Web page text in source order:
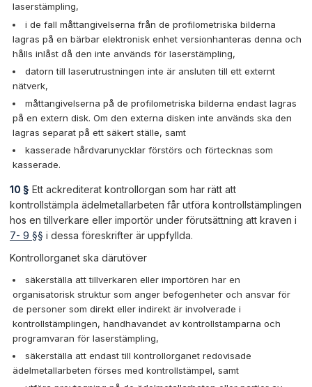
laserstämpling,
i de fall måttangivelserna från de profilometriska bilderna
lagras på en bärbar elektronisk enhet versionhanteras denna och
hålls inlåst då den inte används för laserstämpling,
datorn till laserutrustningen inte är ansluten till ett externt
nätverk,
måttangivelserna på de profilometriska bilderna endast lagras
på en extern disk. Om den externa disken inte används ska den
lagras separat på ett säkert ställe, samt
kasserade hårdvarunycklar förstörs och förtecknas som
kasserade.
10 § Ett ackrediterat kontrollorgan som har rätt att
kontrollstämpla ädelmetallarbeten får utföra kontrollstämplingen
hos en tillverkare eller importör under förutsättning att kraven i
7- 9 §§ i dessa föreskrifter är uppfyllda.
Kontrollorganet ska därutöver
säkerställa att tillverkaren eller importören har en
organisatorisk struktur som anger befogenheter och ansvar för
de personer som direkt eller indirekt är involverade i
kontrollstämplingen, handhavandet av kontrollstamparna och
programvaran för laserstämpling,
säkerställa att endast till kontrollorganet redovisade
ädelmetallarbeten förses med kontrollstämpel, samt